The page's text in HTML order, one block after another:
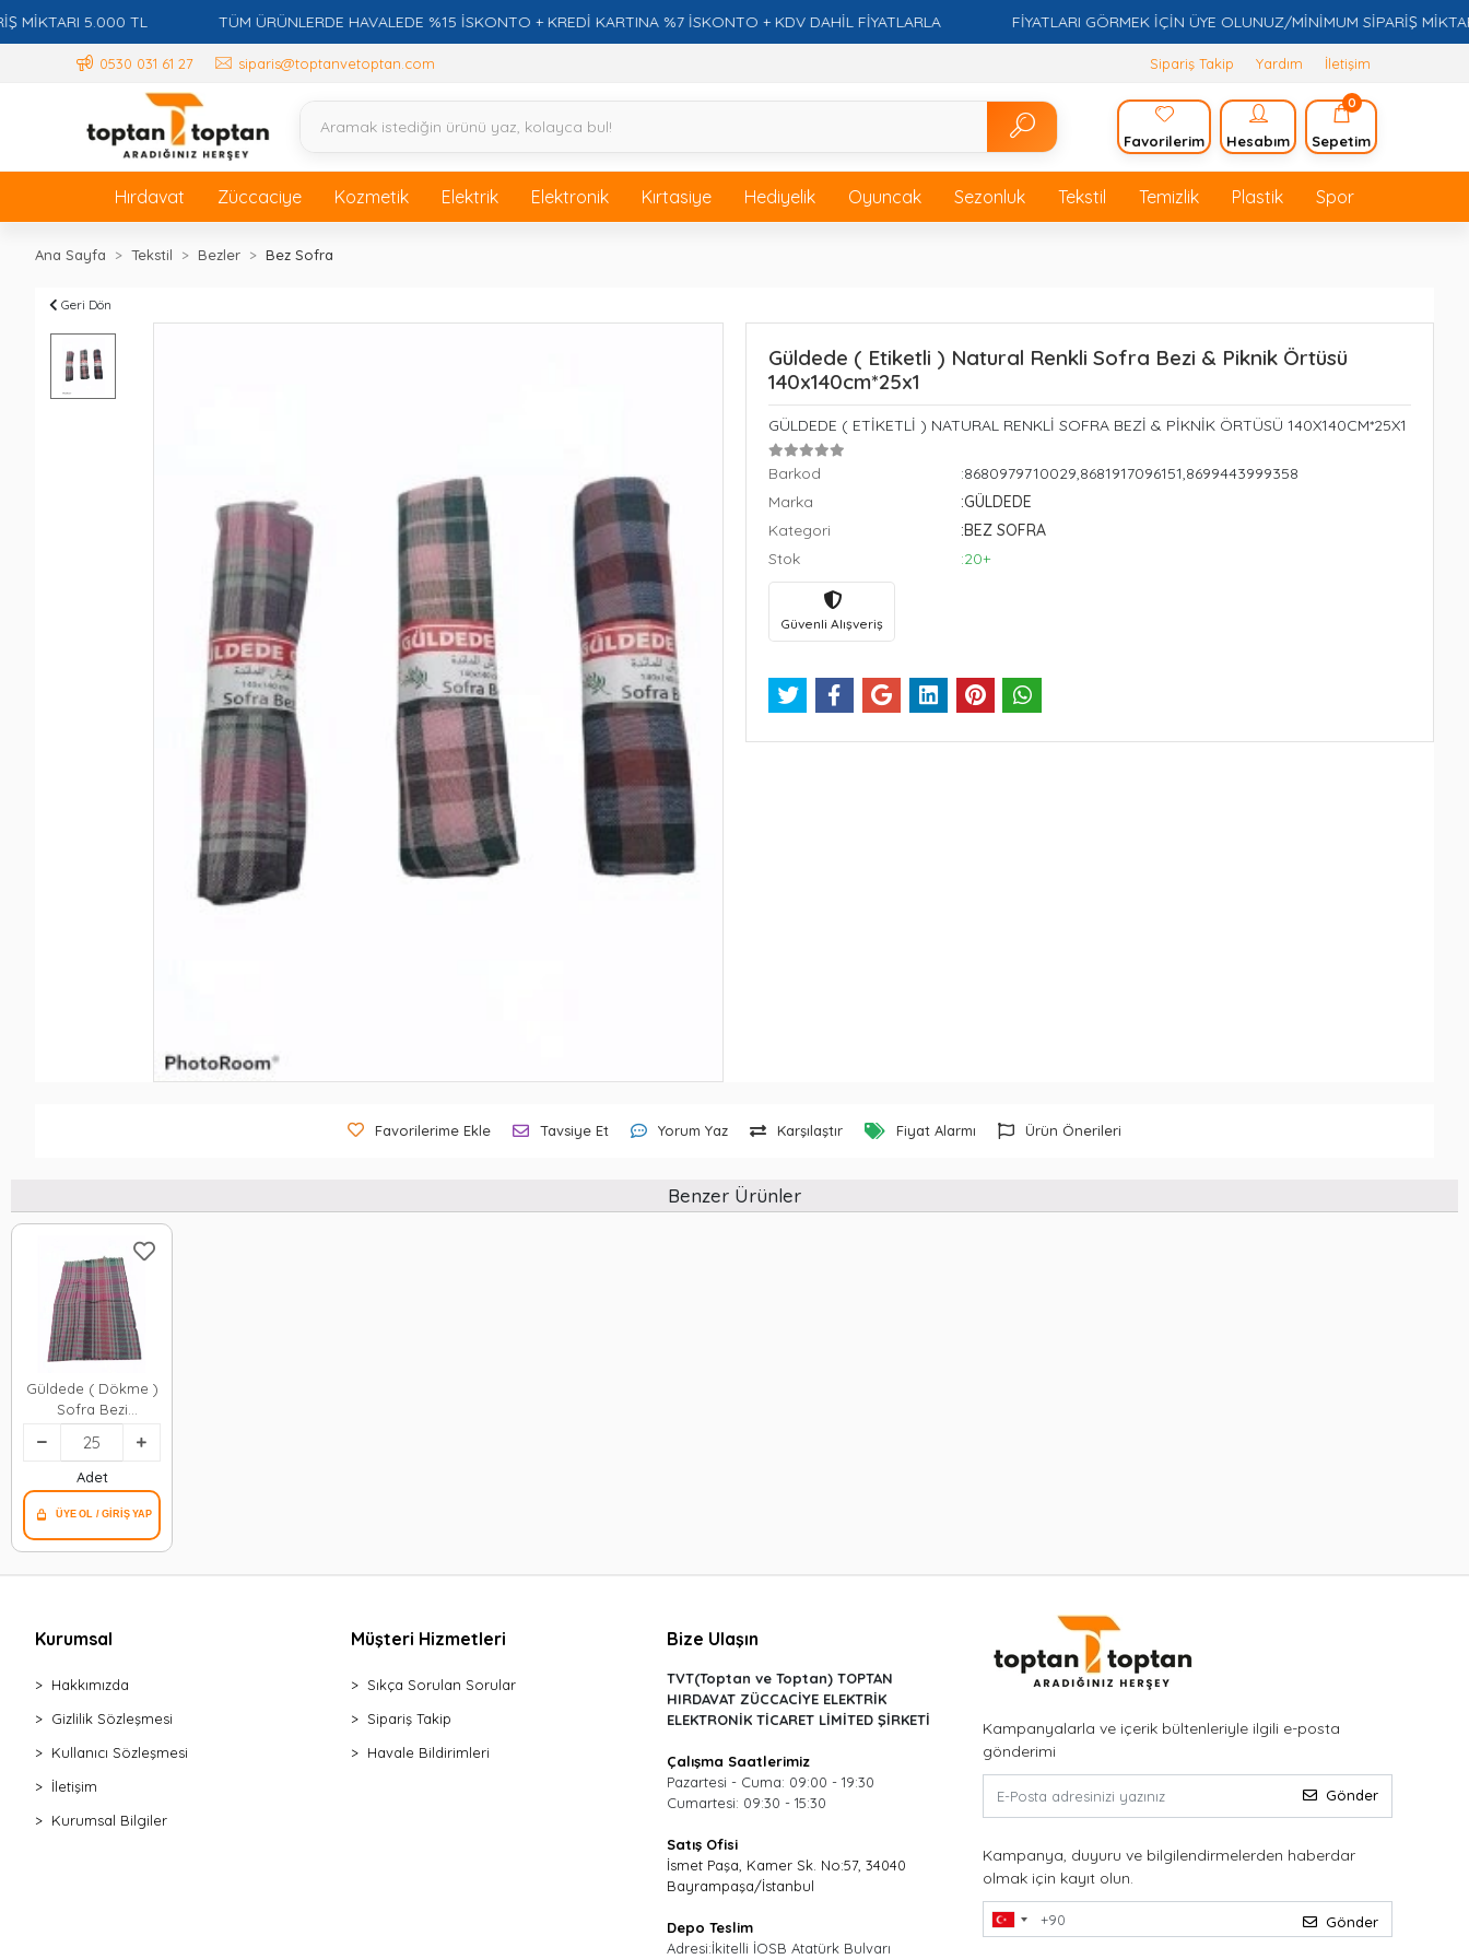
5.000 TL TÜM ÜRÜNLERDE HAVALEDE %15 İSKONTO + KREDİ KARTINA %7 İSKONTO + KDV DAHİL FİYATLARLA FİYATLARI GÖRMEK İÇİN ÜYE OLUNUZ/MİNİMUM SİPARİŞ MİKTARI
0530 031 61 27 siparis@toptanvetoptan.com Sipariş Takip Yardım İletişim
Favorilerim Hesabım
0
Sepetim
Hırdavat Züccaciye Kozmetik Elektrik Elektronik Kırtasiye Hediyelik Oyuncak Sezonluk Tekstil Temizlik Plastik Spor
Ana Sayfa Tekstil Bezler Bez Sofra
Geri Dön
Güldede ( Etiketli ) Natural Renkli Sofra Bezi & Piknik Örtüsü
140x140cm*25x1
GÜLDEDE ( ETİKETLİ ) NATURAL RENKLİ SOFRA BEZİ & PİKNİK ÖRTÜSÜ 140X140CM*25X1
Barkod
:8680979710029,8681917096151,8699443999358
Marka
:GÜLDEDE
Kategori
:BEZ SOFRA
Stok
:20+
Güvenli Alışveriş
Favorilerime Ekle Tavsiye Et Yorum Yaz Karşılaştır Fiyat Alarmı Ürün Önerileri
Benzer Ürünler
Güldede ( Dökme )
Sofra Bezi
140x140cm*25x1
Adet
Kurumsal
Hakkımızda
Gizlilik Sözleşmesi
Kullanıcı Sözleşmesi
İletişim
Kurumsal Bilgiler
Müşteri Hizmetleri
Sıkça Sorulan Sorular
Sipariş Takip
Havale Bildirimleri
Bize Ulaşın
TVT(Toptan ve Toptan) TOPTAN
HIRDAVAT ZÜCCACİYE ELEKTRİK
ELEKTRONİK TİCARET LİMİTED ŞİRKETİ
Çalışma Saatlerimiz
Pazartesi - Cuma: 09:00 - 19:30
Cumartesi: 09:30 - 15:30
Satış Ofisi
İsmet Paşa, Kamer Sk. No:57, 34040
Bayrampaşa/İstanbul
Depo Teslim
Adresi:İkitelli İOSB Atatürk Bulvarı
Kampanyalarla ve içerik bültenleriyle ilgili e-posta
gönderimi
Gönder
Kampanya, duyuru ve bilgilendirmelerden haberdar
olmak için kayıt olun.
Gönder